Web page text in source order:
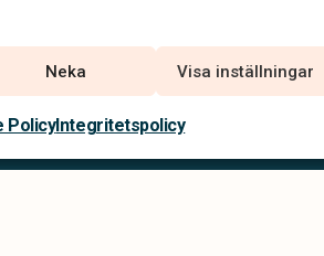
Neka Visa inställningar
PolicyIntegritetspolicy
08–550 303 37